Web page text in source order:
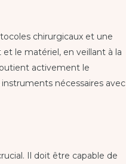
chirurgicaux et une
le matériel, en veillant à la
activement le
nécessaires avec
Il doit être capable de